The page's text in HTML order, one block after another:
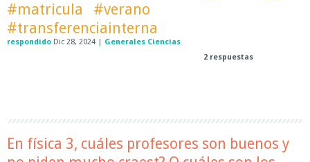
#matricula
#verano
#transferenciainterna
respondido Dic 28, 2024 | Generales Ciencias
2 respuestas
En física 3, cuáles profesores son buenos y